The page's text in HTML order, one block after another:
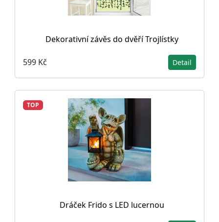
Dekorativní závěs do dvěří Trojlístky
599 Kč Detail
TOP
Dráček Frido s LED lucernou